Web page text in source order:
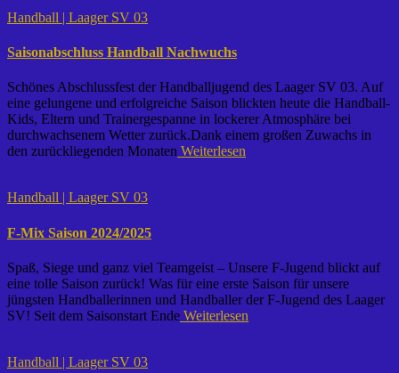
Handball | Laager SV 03
Saisonabschluss Handball Nachwuchs
Schönes Abschlussfest der Handballjugend des Laager SV 03. Auf
eine gelungene und erfolgreiche Saison blickten heute die Handball-
Kids, Eltern und Trainergespanne in lockerer Atmosphäre bei
durchwachsenem Wetter zurück.Dank einem großen Zuwachs in
den zurückliegenden Monaten Weiterlesen
Handball | Laager SV 03
F-Mix Saison 2024/2025
Spaß, Siege und ganz viel Teamgeist – Unsere F-Jugend blickt auf
eine tolle Saison zurück! Was für eine erste Saison für unsere
jüngsten Handballerinnen und Handballer der F-Jugend des Laager
SV! Seit dem Saisonstart Ende Weiterlesen
Handball | Laager SV 03